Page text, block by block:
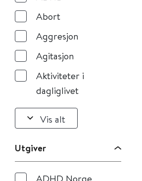
Abort
Aggresjon
Agitasjon
Aktiviteter i
dagliglivet
Vis alt
Utgiver
ADHD Norge